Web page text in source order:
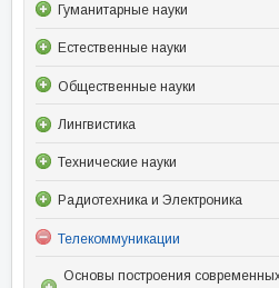
Гуманитарные науки
Естественные науки
Общественные науки
Лингвистика
Технические науки
Радиотехника и Электроника
Телекоммуникации
Основы построения